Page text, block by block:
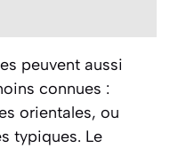
peuvent aussi
connues :
orientales, ou
typiques. Le